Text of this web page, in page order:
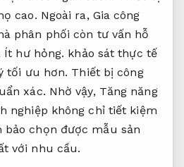
cao. Ngoài ra, Gia công
phân phối còn tư vấn hỗ
Ít hư hỏng. khảo sát thực tế
tối ưu hơn. Thiết bị công
xác. Nhờ vậy, Tăng năng
nghiệp không chỉ tiết kiệm
chọn được mẫu sản
với nhu cầu.